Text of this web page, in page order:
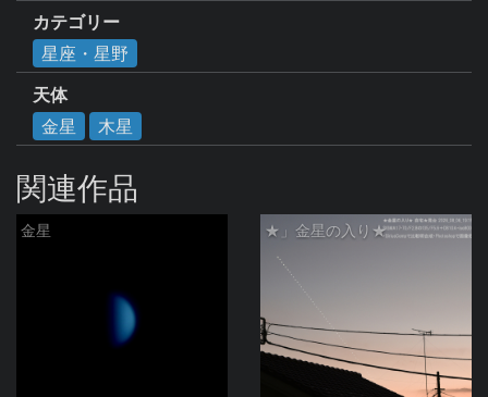
カテゴリー
星座・星野
天体
金星
木星
関連作品
金星 ★」金星の入り★